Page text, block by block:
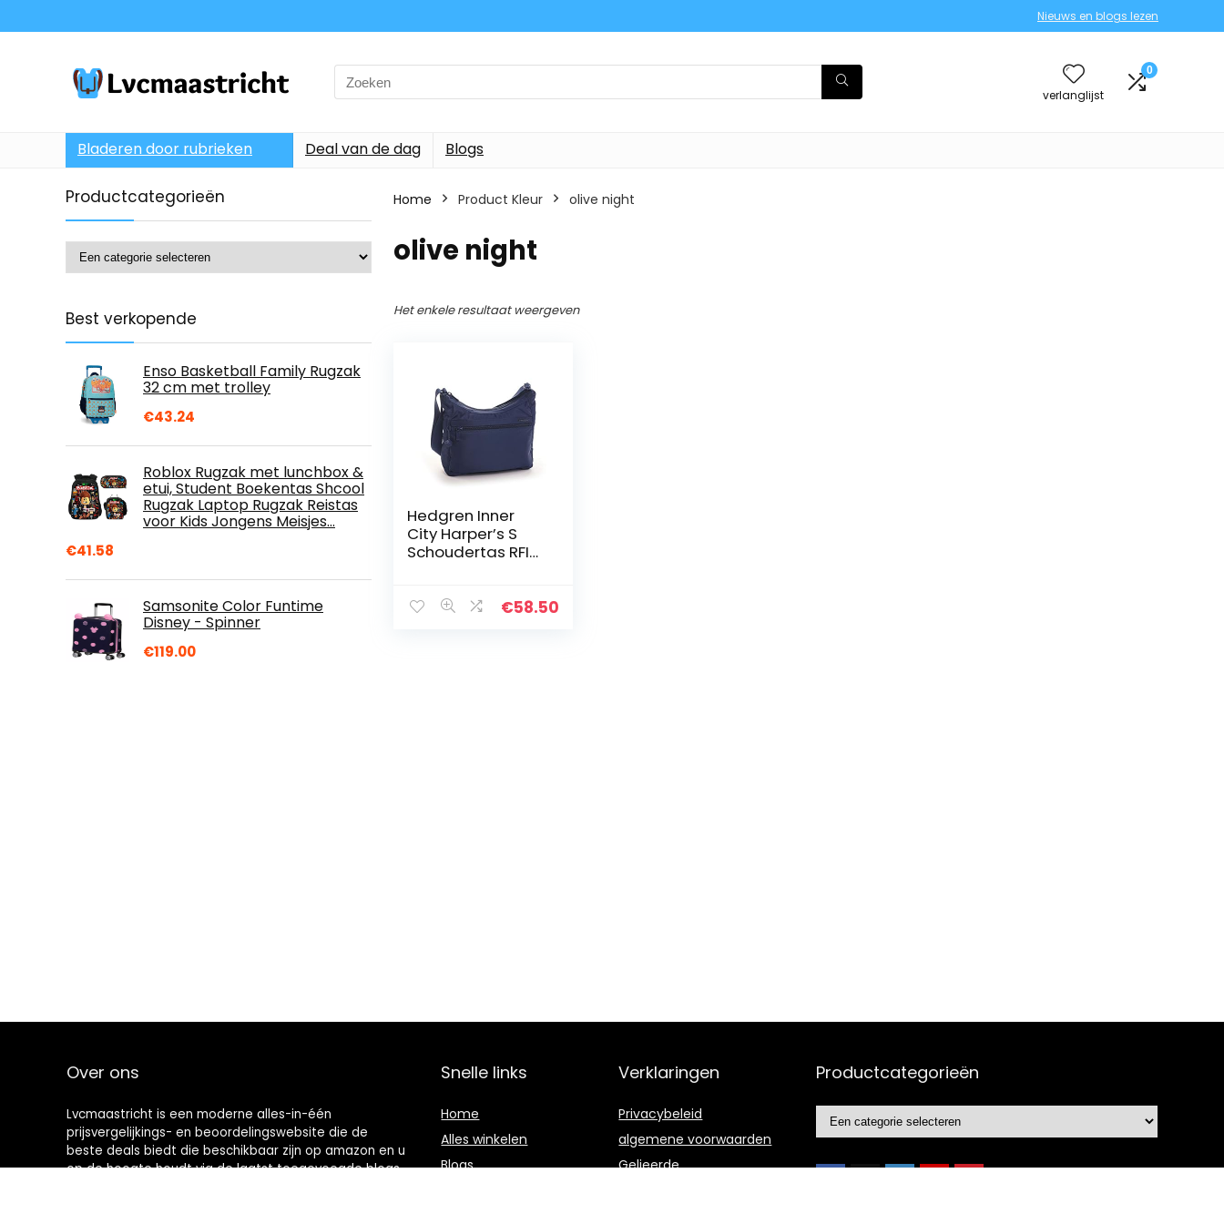
Nieuws en blogs lezen
Search
for:
verlanglijst
0
Bladeren door rubrieken Deal van de dag Blogs
Productcategorieën
Best verkopende
Enso Basketball Family Rugzak
32 cm met trolley
€43.24
Roblox Rugzak met lunchbox &
etui, Student Boekentas Shcool
Rugzak Laptop Rugzak Reistas
voor Kids Jongens Meisjes…
€41.58
Samsonite Color Funtime
Disney - Spinner
€119.00
Home Product Kleur olive night
olive night
Het enkele resultaat weergeven
Hedgren Inner
City Harper’s S
Schoudertas RFID
€58.50
Over ons
Lvcmaastricht is een moderne alles-in-één
prijsvergelijkings- en beoordelingswebsite die de
beste deals biedt die beschikbaar zijn op amazon en u
op de hoogte houdt via de laatst toegevoegde blogs.
Snelle links
Home
Alles winkelen
Blogs
Verklaringen
Privacybeleid
algemene voorwaarden
Gelieerde
Productcategorieën